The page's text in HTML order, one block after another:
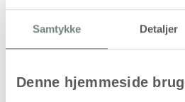
Samtykke Detaljer
Denne hjemmeside